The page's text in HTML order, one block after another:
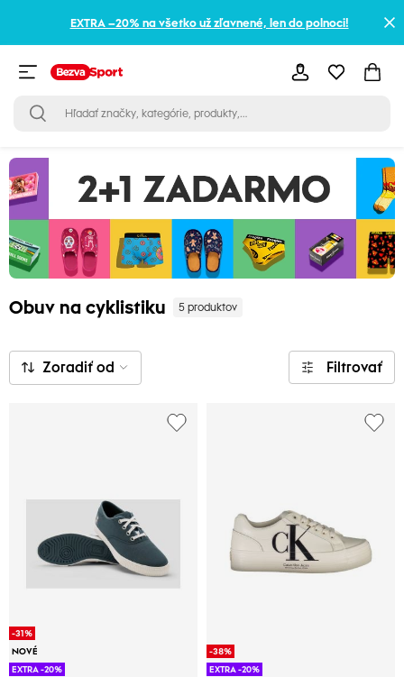
EXTRA –20% na všetko už zľavnené, len do polnoci!
Obuv na cyklistiku 5 produktov
Zoradiť od Filtrovať
-31%
NOVÉ
EXTRA -20%
-38%
EXTRA -20%